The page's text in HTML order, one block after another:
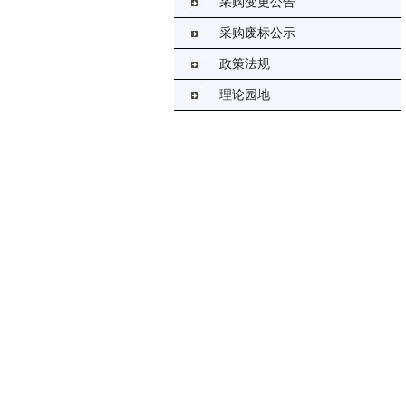
采购废标公示
政策法规
理论园地